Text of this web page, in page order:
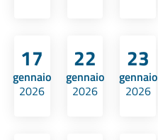
17
gennaio
2026
22
gennaio
2026
23
gennaio
2026